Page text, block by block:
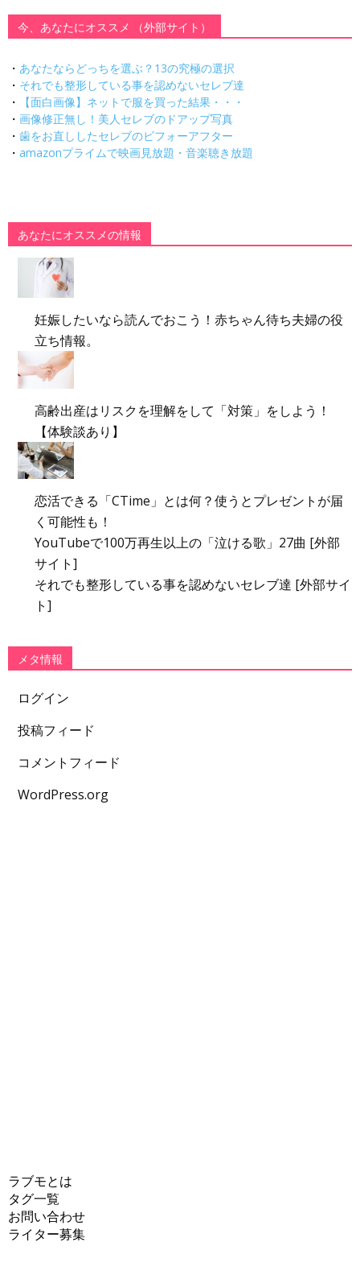
今、あなたにオススメ （外部サイト）
・ あなたならどっちを選ぶ？13の究極の選択
・ それでも整形している事を認めないセレブ達
・
【面白画像】ネットで服を買った結果・・・
・ 画像修正無し！美人セレブのドアップ写真
・ 歯をお直ししたセレブのビフォーアフター
・ amazonプライムで映画見放題・音楽聴き放題
あなたにオススメの情報
妊娠したいなら読んでおこう！赤ちゃん待ち夫婦の役
立ち情報。
高齢出産はリスクを理解をして「対策」をしよう！
【体験談あり】
恋活できる「CTime」とは何？使うとプレゼントが届
く可能性も！
YouTubeで100万再生以上の「泣ける歌」27曲 [外部
サイト]
それでも整形している事を認めないセレブ達 [外部サイ
ト]
メタ情報
ログイン
投稿フィード
コメントフィード
WordPress.org
ラブモとは
タグ一覧
お問い合わせ
ライター募集